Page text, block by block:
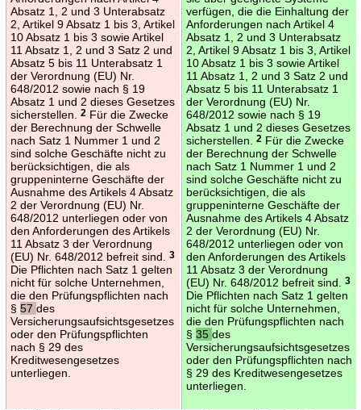
Absatz 1, 2 und 3 Unterabsatz
2, Artikel 9 Absatz 1 bis 3, Artikel
10 Absatz 1 bis 3 sowie Artikel
11 Absatz 1, 2 und 3 Satz 2 und
Absatz 5 bis 11 Unterabsatz 1
der Verordnung (EU) Nr.
648/2012 sowie nach § 19
Absatz 1 und 2 dieses Gesetzes
sicherstellen.
2Für die Zwecke
der Berechnung der Schwelle
nach Satz 1 Nummer 1 und 2
sind solche Geschäfte nicht zu
berücksichtigen, die als
gruppeninterne Geschäfte der
Ausnahme des Artikels 4 Absatz
2 der Verordnung (EU) Nr.
648/2012 unterliegen oder von
den Anforderungen des Artikels
11 Absatz 3 der Verordnung
(EU) Nr. 648/2012 befreit sind.
3
Die Pflichten nach Satz 1 gelten
nicht für solche Unternehmen,
die den Prüfungspflichten nach
§ 57 des
Versicherungsaufsichtsgesetzes
oder den Prüfungspflichten
nach § 29 des
Kreditwesengesetzes
unterliegen.
verfügen, die die Einhaltung der
Anforderungen nach Artikel 4
Absatz 1, 2 und 3 Unterabsatz
2, Artikel 9 Absatz 1 bis 3, Artikel
10 Absatz 1 bis 3 sowie Artikel
11 Absatz 1, 2 und 3 Satz 2 und
Absatz 5 bis 11 Unterabsatz 1
der Verordnung (EU) Nr.
648/2012 sowie nach § 19
Absatz 1 und 2 dieses Gesetzes
sicherstellen.
2Für die Zwecke
der Berechnung der Schwelle
nach Satz 1 Nummer 1 und 2
sind solche Geschäfte nicht zu
berücksichtigen, die als
gruppeninterne Geschäfte der
Ausnahme des Artikels 4 Absatz
2 der Verordnung (EU) Nr.
648/2012 unterliegen oder von
den Anforderungen des Artikels
11 Absatz 3 der Verordnung
(EU) Nr. 648/2012 befreit sind.
3
Die Pflichten nach Satz 1 gelten
nicht für solche Unternehmen,
die den Prüfungspflichten nach
§ 35 des
Versicherungsaufsichtsgesetzes
oder den Prüfungspflichten nach
§ 29 des Kreditwesengesetzes
unterliegen.